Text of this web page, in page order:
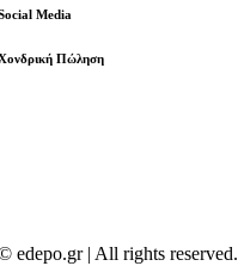
Media
Πώληση
edepo.gr | All rights reserved.